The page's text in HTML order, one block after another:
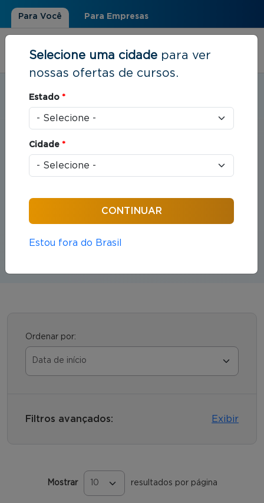
Para Você Para Empresas
Estudar em:Nova Friburgo, RJ
Você está aqui
Cursos em Direito
jurídicas que organizam as relações entre indivíduos
e sociedade.
Ordenar por:
Filtros avançados: Exibir
Mostrar resultados por página
Selecione uma cidade para ver
nossas ofertas de cursos.
Estado *
Cidade *
Estou fora do Brasil